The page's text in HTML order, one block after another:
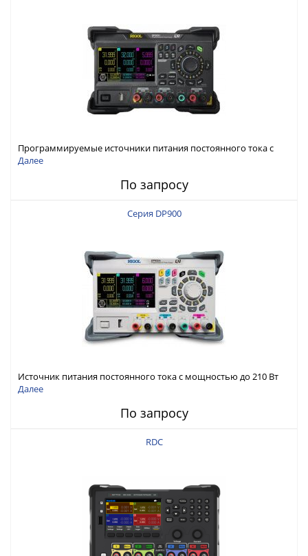
Программируемые источники питания постоянного тока с
мощностью 222 Вт, 3 канала
Далее
По запросу
Серия DP900
Источник питания постоянного тока с мощностью до 210 Вт
Далее
По запросу
RDC